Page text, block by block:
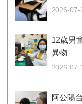
2026-07-
12歲男
異物
2026-07-
阿公陽